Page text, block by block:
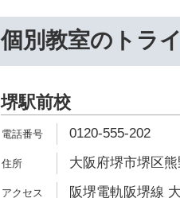
個別教室のトラ
堺駅前校
0120-555-202
大阪府堺市堺区
阪堺電軌阪堺線